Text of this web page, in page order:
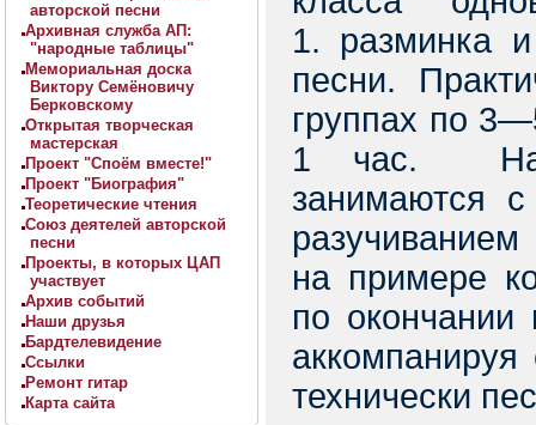
авторской песни
Архивная служба АП:
"народные таблицы"
Мемориальная доска
Виктору Семёновичу
Берковскому
Открытая творческая
мастерская
Проект "Споём вместе!"
Проект "Биография"
Теоретические чтения
Союз деятелей авторской
песни
Проекты, в которых ЦАП
участвует
Архив событий
Наши друзья
Бардтелевидение
Ссылки
Ремонт гитар
Карта сайта
1. разминка
песни.
группах по
1 час. На
занимаются
на примере
по окончании
технически